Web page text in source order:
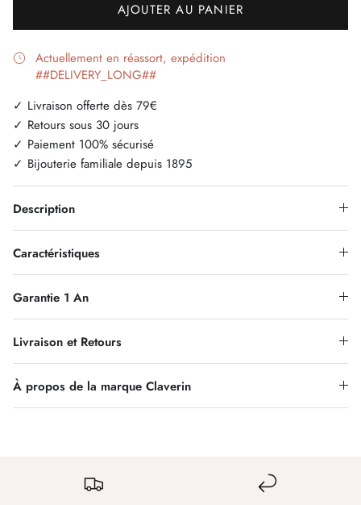
AJOUTER AU PANIER
Actuellement en réassort, expédition
##DELIVERY_LONG##
✓ Livraison offerte dès 79€
✓ Retours sous 30 jours
✓ Paiement 100% sécurisé
✓ Bijouterie familiale depuis 1895
Description
Caractéristiques
Garantie 1 An
Livraison et Retours
À propos de la marque Claverin